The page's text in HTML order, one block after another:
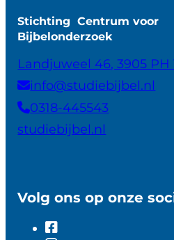
Stichting Centrum voor
Bijbelonderzoek
Landjuweel 46, 3905 PH
info@studiebijbel.nl
0318-445543
studiebijbel.nl
Volg ons op onze